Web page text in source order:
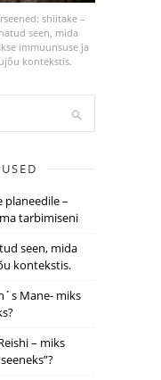
shiitake –
seen, mida
immuunsuse ja
kontekstis.
–
tarbimiseni
seen, mida
kontekstis.
Mane- miks
– miks